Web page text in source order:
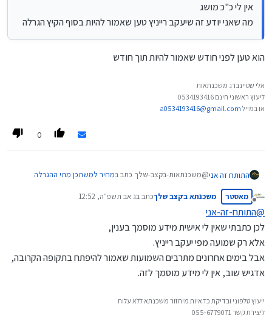
אין לי כ"כ מושג
מה שאני יודע זה שיעקב רייניץ טען שאמור להיות בסוף הקיץ הגרלה
הוא טען לפני חודש שאמור להיות תוך חודש
אלי שטיינברג משכנתאות
ליעוץ ראשוני חינם 0534193416
או במייל a0534193416@gmail.com
0
התותח זה אני@משכנתאות-בקצב-שלך כתב במחיר למשתכן מתי ההגרלה
אין לי כ"כ מושג
מה שאני יודע זה שיעקב רייניץ טען שאמור להיות בסוף הקיץ
הוא טען לפני חודש שאמור להיות תוך חודש
מנותק
מאסטר משכנתא בקצב שלךכתב בג אב תשפ״ה, 12:52
נערך לאחרונה על ידי
@התותח-זה-אני
לכן כתבתי שאין לי אישית מידע מוסמך בענין,
אלא רק שמועה מפי יעקב רייניץ.
אבל בימים אחרונים מתרבים השמועות שאמור להיפתח בתקופה הקרובה,
אדגיש שוב, אין לי מידע מוסמך לזה.
ייעוץ טלפוני ובדיקת כדאיות מיחזור משכנתא ללא עלות
ליצירת קשר 055-6779071